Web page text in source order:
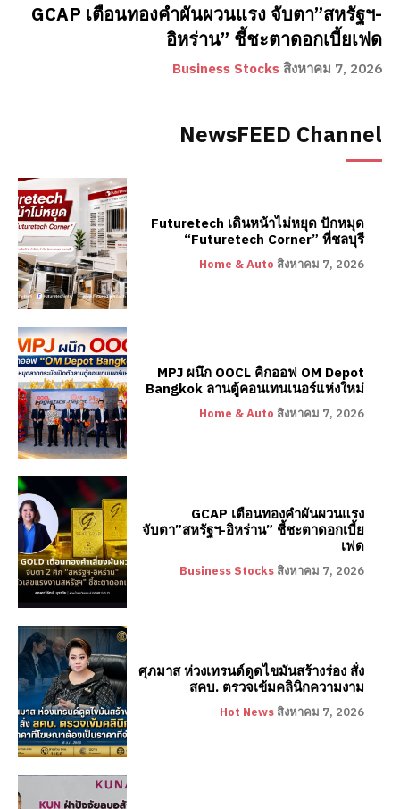
GCAP เตือนทองคำผันผวนแรง จับตา”สหรัฐฯ-
อิหร่าน” ชี้ชะตาดอกเบี้ยเฟด
Business Stocks สิงหาคม 7, 2026
NewsFEED Channel
Futuretech เดินหน้าไม่หยุด ปักหมุด
“Futuretech Corner” ที่ชลบุรี
Home & Auto สิงหาคม 7, 2026
MPJ ผนึก OOCL คิกออฟ OM Depot
Bangkok ลานตู้คอนเทนเนอร์แห่งใหม่
Home & Auto สิงหาคม 7, 2026
GCAP เตือนทองคำผันผวนแรง
จับตา”สหรัฐฯ-อิหร่าน” ชี้ชะตาดอกเบี้ย
เฟด
Business Stocks สิงหาคม 7, 2026
ศุภมาส ห่วงเทรนด์ดูดไขมันสร้างร่อง สั่ง
สคบ. ตรวจเข้มคลินิกความงาม
Hot News สิงหาคม 7, 2026